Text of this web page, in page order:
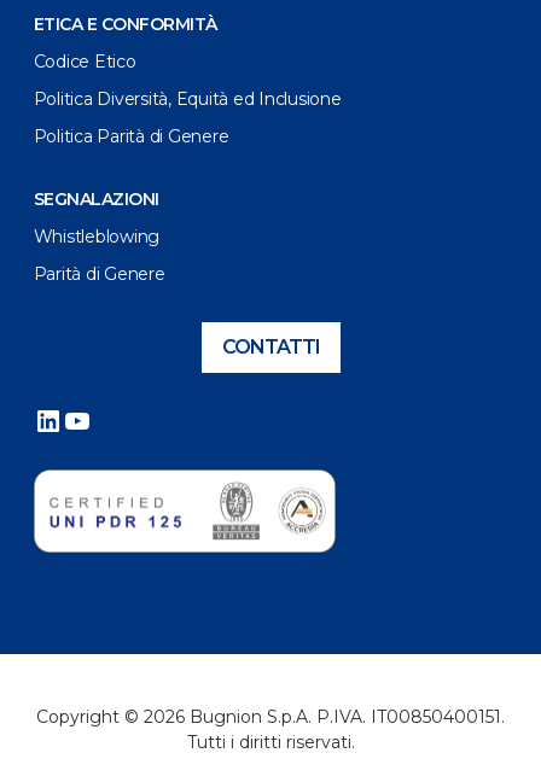
ETICA E CONFORMITÀ
Codice Etico
Politica Diversità, Equità ed Inclusione
Politica Parità di Genere
SEGNALAZIONI
Whistleblowing
Parità di Genere
CONTATTI
LinkedIn
YouTube
Copyright © 2026 Bugnion S.p.A. P.IVA. IT00850400151.
Tutti i diritti riservati.